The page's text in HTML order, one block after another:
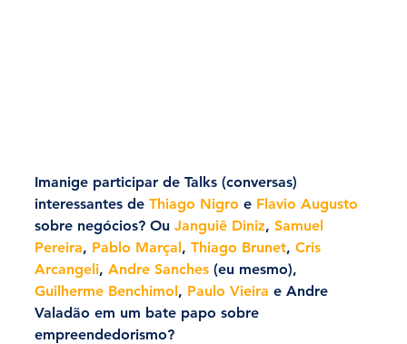
Imanige participar de Talks (conversas)
interessantes de Thiago Nigro e Flavio Augusto
sobre negócios? Ou Janguiê Diniz, Samuel
Pereira, Pablo Marçal, Thiago Brunet, Cris
Arcangeli, Andre Sanches (eu mesmo),
Guilherme Benchimol, Paulo Vieira e Andre
Valadão em um bate papo sobre
empreendedorismo?